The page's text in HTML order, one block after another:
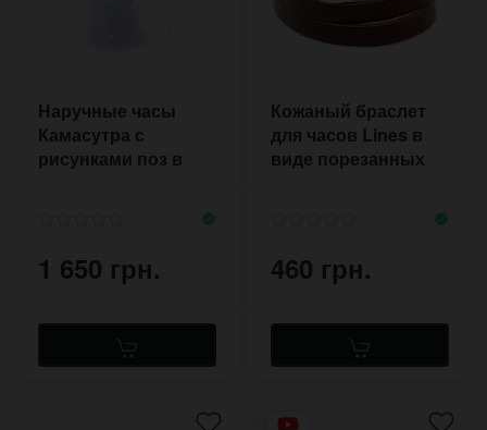
Наручные часы
Камасутра с
рисунками поз в
1 650 грн.
Кожаный браслет
для часов Lines в
виде порезанных
460 грн.